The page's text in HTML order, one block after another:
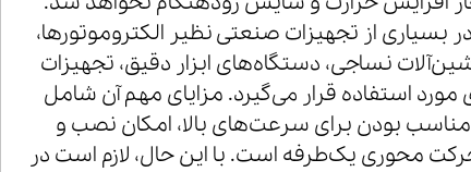
رولبلرینگ NU 314 ECP در بسیاری از تجهیزات صنعتی نظیر الکتروموتورها،
نساجی، دستگاه‌های ابزار دقیق، تجهیزات
استفاده قرار می‌گیرد. مزایای مهم آن شامل
مناسب بودن برای سرعت‌های بالا، امکان نصب و
محوری یک‌طرفه است. با این حال، لازم است در